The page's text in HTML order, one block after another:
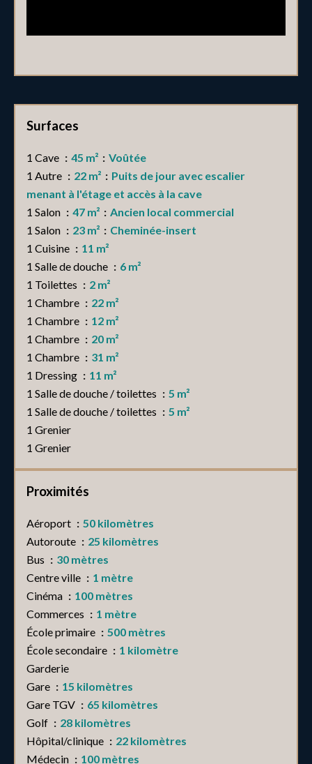
Surfaces
1 Cave 45 m²
Voûtée
1 Autre
22 m²
Puits de jour avec escalier
menant à l'étage et accès à la cave
1 Salon
47 m²
Ancien local commercial
1 Salon
23 m²
Cheminée-insert
1 Cuisine
11 m²
1 Salle de douche
6 m²
1 Toilettes
2 m²
1 Chambre
22 m²
1 Chambre
12 m²
1 Chambre
20 m²
1 Chambre
31 m²
1 Dressing
11 m²
1 Salle de douche / toilettes
5 m²
1 Salle de douche / toilettes
5 m²
1 Grenier
1 Grenier
Proximités
Aéroport
50 kilomètres
Autoroute
25 kilomètres
Bus
30 mètres
Centre ville
1 mètre
Cinéma
100 mètres
Commerces
1 mètre
École primaire
500 mètres
École secondaire
1 kilomètre
Garderie
Gare
15 kilomètres
Gare TGV
65 kilomètres
Golf
28 kilomètres
Hôpital/clinique
22 kilomètres
Médecin
100 mètres